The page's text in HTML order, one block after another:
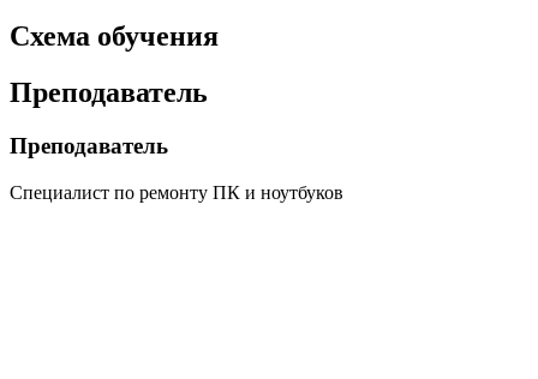
Схема обучения
Преподаватель
Преподаватель
Специалист по ремонту ПК и ноутбуков